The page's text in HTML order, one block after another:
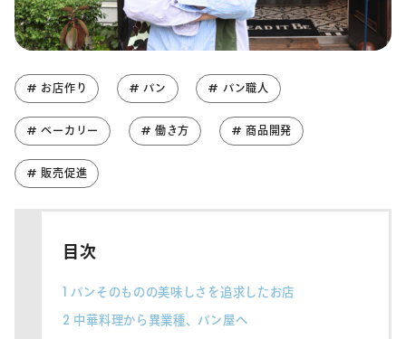
# お店作り # パン # パン職人
# ベーカリー # 働き方 # 商品開発
# 販売促進
目次
1 パンそのものの美味しさを追求したお店
2 中華料理から異業種、パン屋へ